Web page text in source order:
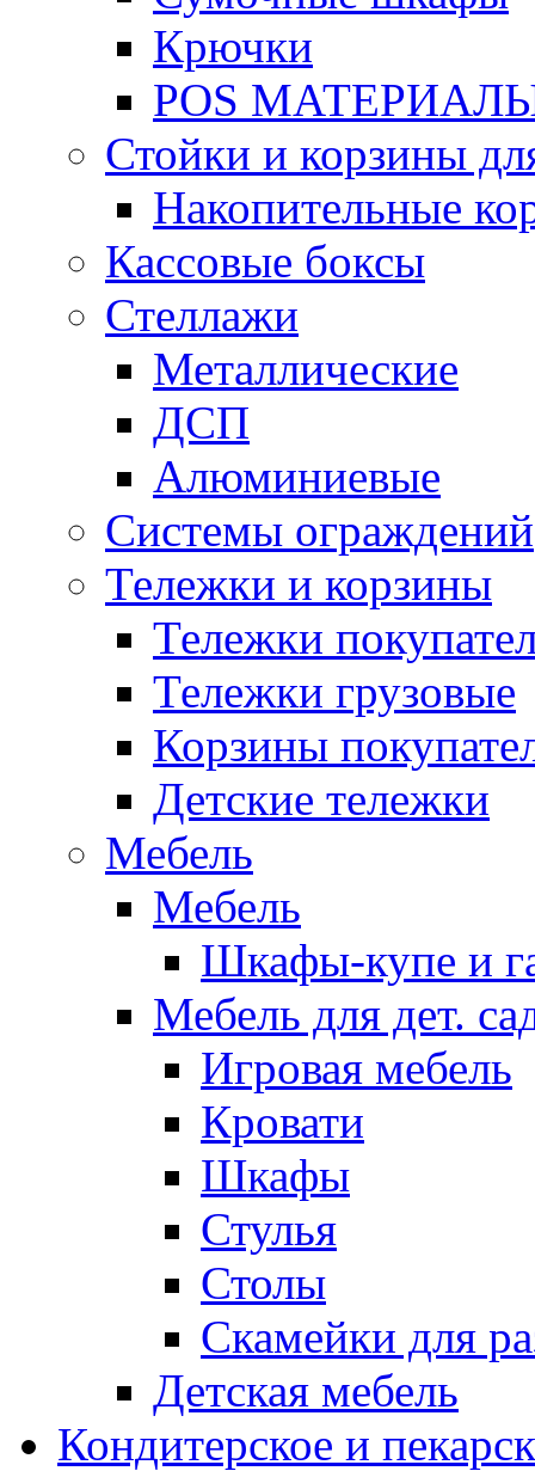
Крючки
POS
Стойки и корзины
Накопительные
Кассовые боксы
Стеллажи
Металлические
ДСП
Алюминиевые
Системы ограждений
Тележки и корзины
Тележки
Тележки грузовые
Корзины
Детские тележки
Мебель
Мебель
Шкафы-купе и
Мебель для дет.
Игровая мебель
Кровати
Шкафы
Стулья
Столы
Скамейки для
Детская мебель
Кондитерское и